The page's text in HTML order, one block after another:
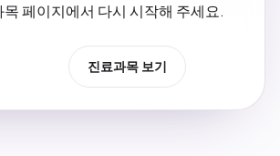
페이지에서 다시 시작해 주세요.
진료과목 보기